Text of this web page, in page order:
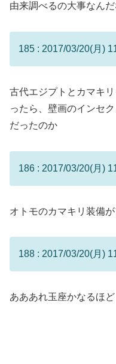
由来調べるの大事なんだ
185 : 2017/03/20(月)
古代エジプトとカマキ
ったら、壁画のインセ
だったのか
186 : 2017/03/20(月)
オトモのカマキリ装備
188 : 2017/03/20(月)
あああれ玉座かなるほど